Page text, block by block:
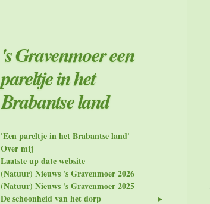
's Gravenmoer een
pareltje in het
Brabantse land
'Een pareltje in het Brabantse land'
Over mij
Laatste up date website
(Natuur) Nieuws 's Gravenmoer 2026
(Natuur) Nieuws 's Gravenmoer 2025
De schoonheid van het dorp